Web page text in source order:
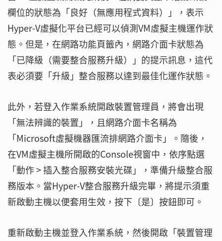
欄位的狀態為「良好（無應用程式資料）」，表示
Hyper-V虛擬化平台已經可以偵測VM虛擬主機運作狀
態。但是，在網路功能頁籤內，網路介面卡狀態為
「已降級（需要整合服務升級）」的提示訊息，這代
表必須要「升級」整合服務以達到最佳化運作狀態。
此外，若登入作業系統開啟裝置管理員，將會出現
「無法辨識的裝置」，且網路介面卡名稱為
「Microsoft虛擬機器匯流排網路介面卡」。隨後，
在VM虛擬主機所開啟的Console視窗中，依序點選
「動作 > 插入整合服務安裝光碟」，準備升級整合服
務版本。當Hyper-V整合服務升級完畢，將提示須重
新啟動主機以便套用生效，按下〔是〕按鈕即可。
重新啟動主機並登入作業系統，然後開啟「裝置管理